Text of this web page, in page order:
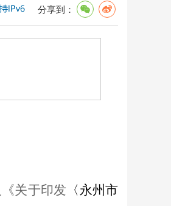
分享到：
《关于印发 〈永州市